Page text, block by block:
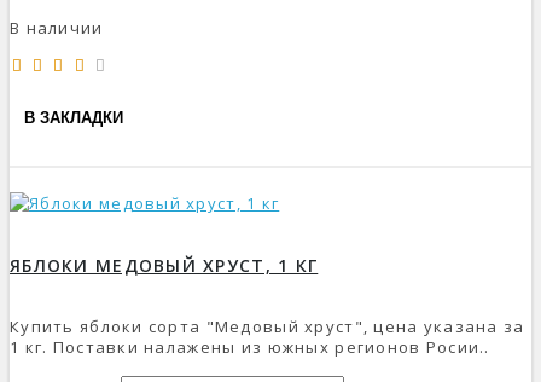
В наличии
В ЗАКЛАДКИ
ЯБЛОКИ МЕДОВЫЙ ХРУСТ, 1 КГ
Купить яблоки сорта "Медовый хруст", цена указана за
1 кг. Поставки налажены из южных регионов Росии..